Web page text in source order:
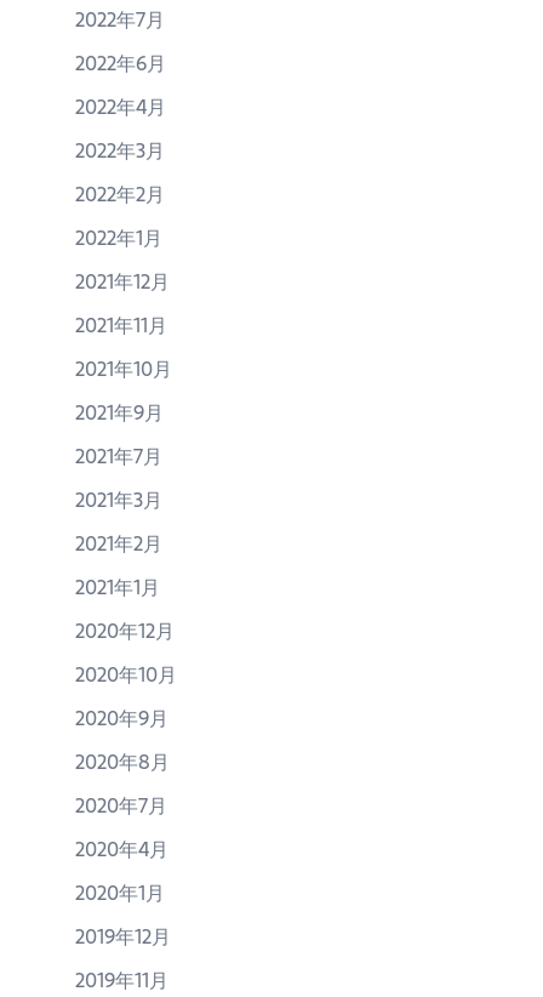
2022年7月
2022年6月
2022年4月
2022年3月
2022年2月
2022年1月
2021年12月
2021年11月
2021年10月
2021年9月
2021年7月
2021年3月
2021年2月
2021年1月
2020年12月
2020年10月
2020年9月
2020年8月
2020年7月
2020年4月
2020年1月
2019年12月
2019年11月